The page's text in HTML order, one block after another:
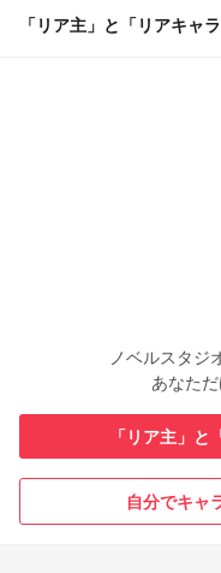
「リア主」と「リアキャ
ノベルスタジ
あなた
「リア主」
自分でキャ